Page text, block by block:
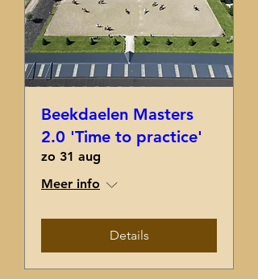
Beekdaelen Masters
2.0 'Time to practice'
zo 31 aug
Meer info
Details